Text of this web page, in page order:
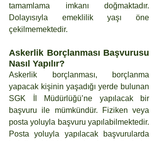
tamamlama imkanı doğmaktadır.
Dolayısıyla emeklilik yaşı öne
çekilmemektedir.
Askerlik Borçlanması Başvurusu
Nasıl Yapılır?
Askerlik borçlanması, borçlanma
yapacak kişinin yaşadığı yerde bulunan
SGK İl Müdürlüğü’ne yapılacak bir
başvuru ile mümkündür. Fiziken veya
posta yoluyla başvuru yapılabilmektedir.
Posta yoluyla yapılacak başvurularda